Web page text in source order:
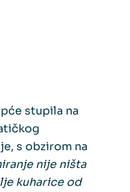
stupila na
s obzirom na
nije ništa
kuharice od